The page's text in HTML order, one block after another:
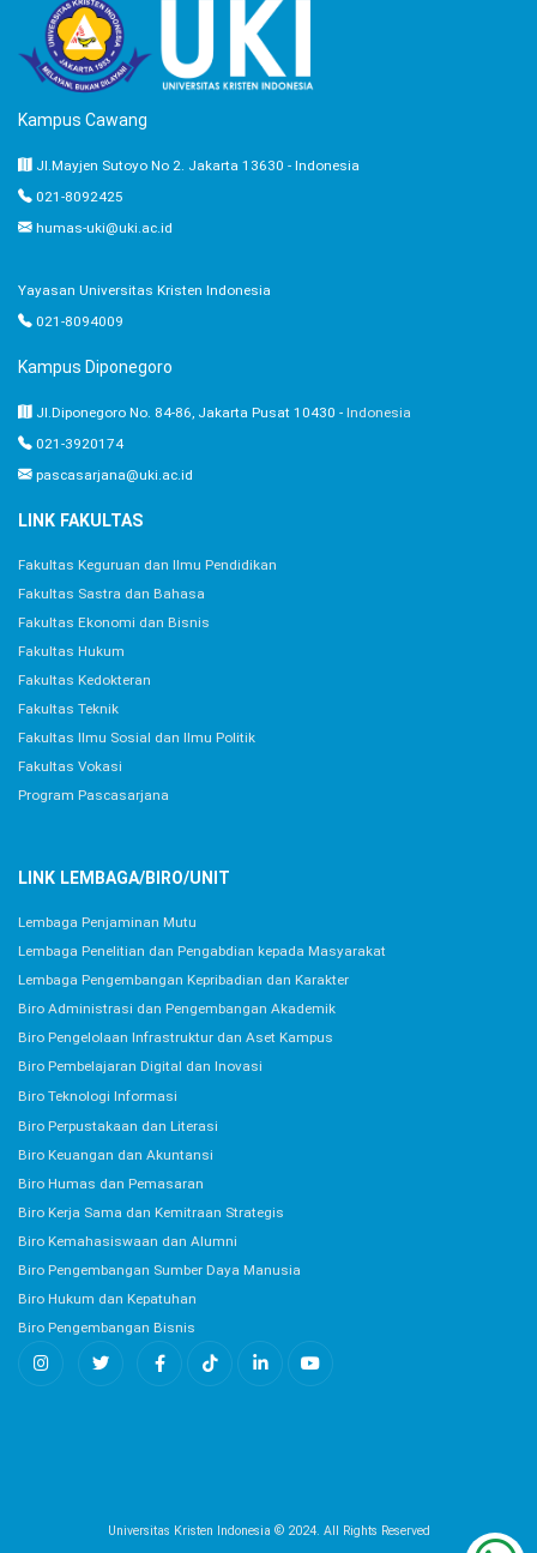
Kampus Cawang
Jl.Mayjen Sutoyo No 2. Jakarta 13630 - Indonesia
021-8092425
humas-uki@uki.ac.id
Yayasan Universitas Kristen Indonesia
021-8094009
Kampus Diponegoro
Jl.Diponegoro No. 84-86, Jakarta Pusat 10430 - Indonesia
021-3920174
pascasarjana@uki.ac.id
LINK FAKULTAS
Fakultas Keguruan dan Ilmu Pendidikan
Fakultas Sastra dan Bahasa
Fakultas Ekonomi dan Bisnis
Fakultas Hukum
Fakultas Kedokteran
Fakultas Teknik
Fakultas Ilmu Sosial dan Ilmu Politik
Fakultas Vokasi
Program Pascasarjana
LINK LEMBAGA/BIRO/UNIT
Lembaga Penjaminan Mutu
Lembaga Penelitian dan Pengabdian kepada Masyarakat
Lembaga Pengembangan Kepribadian dan Karakter
Biro Administrasi dan Pengembangan Akademik
Biro Pengelolaan Infrastruktur dan Aset Kampus
Biro Pembelajaran Digital dan Inovasi
Biro Teknologi Informasi
Biro Perpustakaan dan Literasi
Biro Keuangan dan Akuntansi
Biro Humas dan Pemasaran
Biro Kerja Sama dan Kemitraan Strategis
Biro Kemahasiswaan dan Alumni
Biro Pengembangan Sumber Daya Manusia
Biro Hukum dan Kepatuhan
Biro Pengembangan Bisnis
Universitas Kristen Indonesia © 2024. All Rights Reserved